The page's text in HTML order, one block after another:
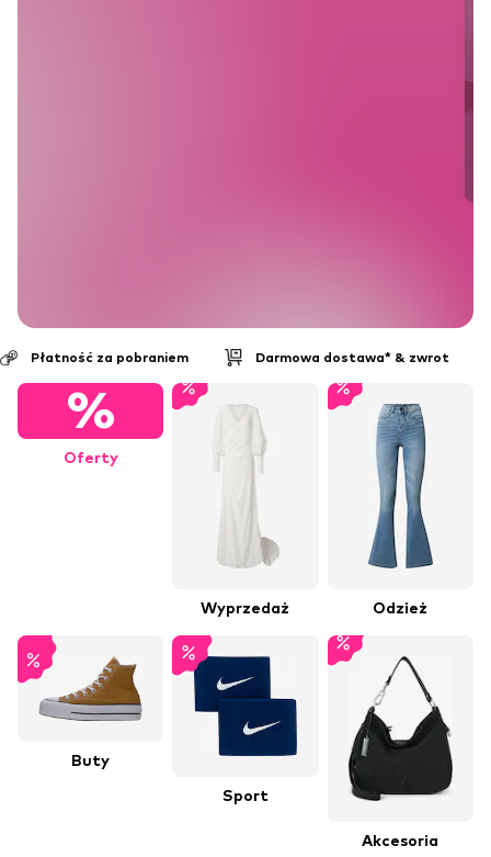
Darmowa dostawa* & zwrot
Płatność za pobraniem
%
Oferty
Wyprzedaż Odzież
Buty
Sport
Akcesoria